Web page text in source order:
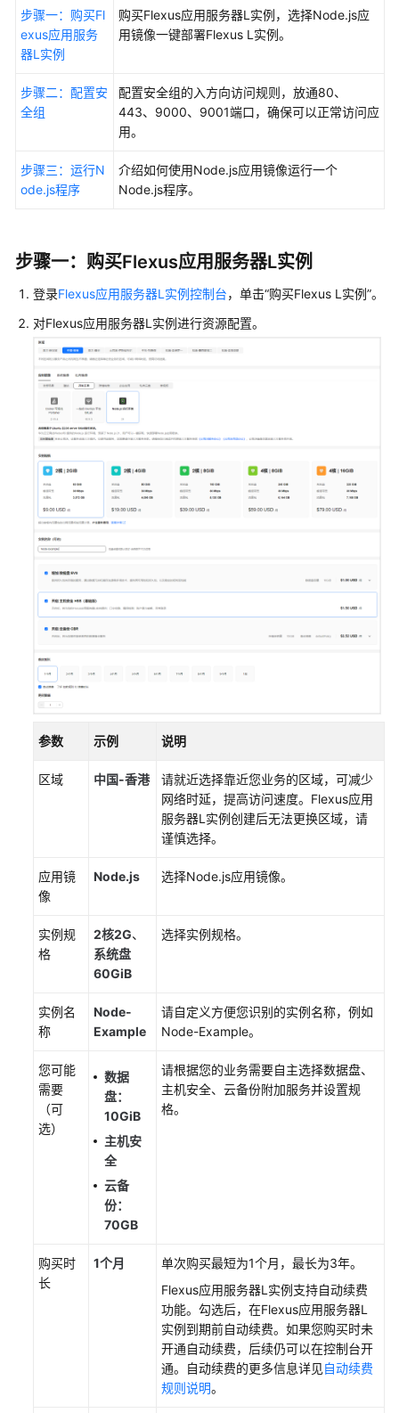
部
署
站
开
环
境
使
用
Portainer
署
MySQL
器
Node.js
运
行
Node.js
序
建
用
迁
API
参
常
见
题
频
参
考
步骤一：购买Fl
exus应用服务
器L实例
购买Flexus应用服务器L实例，选择Node.js应
用镜像一键部署Flexus L实例。
步骤二：配置安
全组
配置安全组的入方向访问规则，放通80、
443、9000、9001端口，确保可以正常访问应
用。
步骤三：运行N
ode.js程序
介绍如何使用Node.js应用镜像运行一个
Node.js程序。
步骤一：购买Flexus应用服务器L实例
登录Flexus应用服务器L实例控制台，单击“购买Flexus L实例”。
对Flexus应用服务器L实例进行资源配置。
参数 示例 说明
区域 中国-香港
请就近选择靠近您业务的区域，可减少
网络时延，提高访问速度。 Flexus应用
服务器L实例创建后无法更换区域，请
谨慎选择。
应用镜
像
Node.js 选择Node.js应用镜像。
实例规
格
2核2G、
系统盘
60GiB
选择实例规格。
实例名
称
Node-
Example
请自定义方便您识别的实例名称，例如
Node-Example。
您可能
需要
（可
选）
数据
盘：
10GiB
主机安
全
云备
份：
70GB
请根据您的业务需要自主选择数据盘、
主机安全、云备份附加服务并设置规
格。
购买时
长
1个月
单次购买最短为1个月，最长为3年。
Flexus应用服务器L实例支持自动续费
功能。勾选后，在Flexus应用服务器L
实例到期前自动续费。如果您购买时未
开通自动续费，后续仍可以在控制台开
通。自动续费的更多信息详见自动续费
规则说明。